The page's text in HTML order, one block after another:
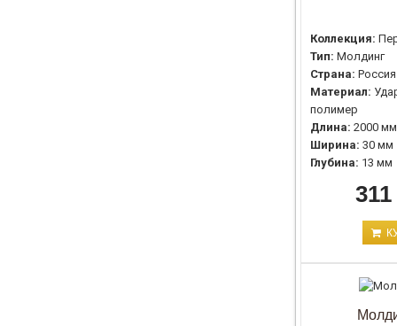
Коллекция:
Тип: Молдинг
Страна: Россия
Материал:
полимер
Длина: 2000 мм
Ширина: 30 мм
Глубина: 13 мм